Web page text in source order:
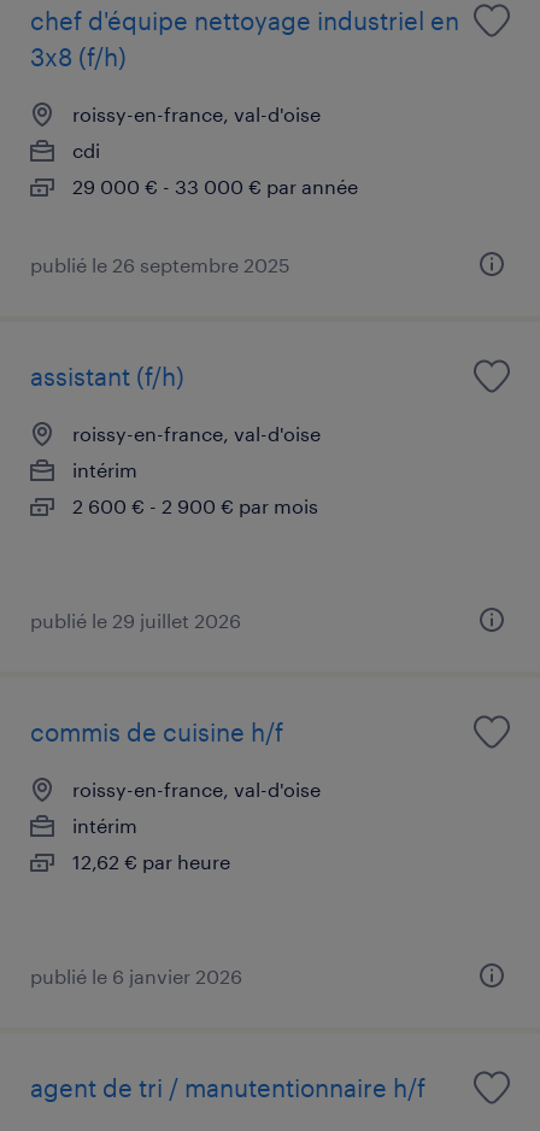
chef d'équipe nettoyage industriel en
3x8 (f/h)
roissy-en-france, val-d'oise
cdi
29 000 € - 33 000 € par année
publié le 26 septembre 2025
assistant (f/h)
roissy-en-france, val-d'oise
intérim
2 600 € - 2 900 € par mois
publié le 29 juillet 2026
commis de cuisine h/f
roissy-en-france, val-d'oise
intérim
12,62 € par heure
publié le 6 janvier 2026
agent de tri / manutentionnaire h/f